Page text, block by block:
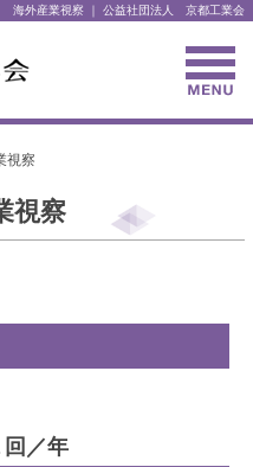
海外産業視察 ｜ 公益社団法人 京都工業会
察
視察
／年